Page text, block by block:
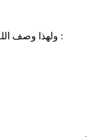
ولهذا وصف الله هؤلاء بالرياء والقسوة وعدم الرحمة ، فقال :